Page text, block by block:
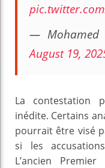
— Mohamed
August 19,
La contestation
inédite. Certains
pourrait être visé
si les
L’ancien